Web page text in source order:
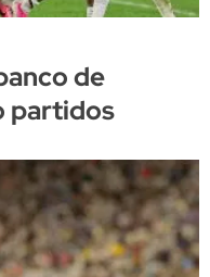
de
partidos